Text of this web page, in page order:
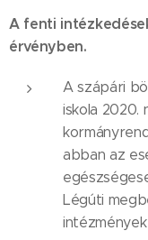
A fenti
érvényben.
A szápári
iskola 2020.
abban az
Légúti